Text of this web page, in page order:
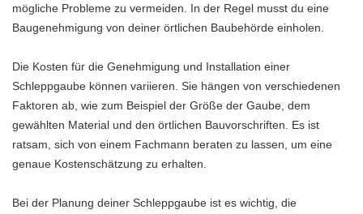
mögliche Probleme zu vermeiden. In der Regel musst du eine
Baugenehmigung von deiner örtlichen Baubehörde einholen.
Die Kosten für die Genehmigung und Installation einer
Schleppgaube können variieren. Sie hängen von verschiedenen
Faktoren ab, wie zum Beispiel der Größe der Gaube, dem
gewählten Material und den örtlichen Bauvorschriften. Es ist
ratsam, sich von einem Fachmann beraten zu lassen, um eine
genaue Kostenschätzung zu erhalten.
Bei der Planung deiner Schleppgaube ist es wichtig, die